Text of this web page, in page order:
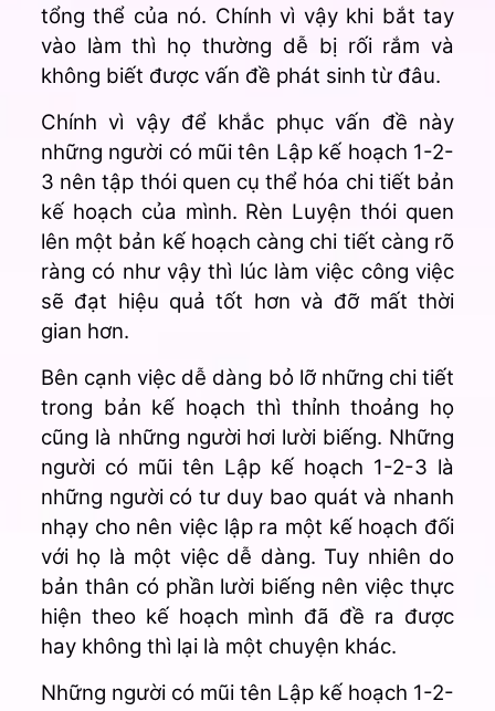
tổng thể của nó. Chính vì vậy khi bắt tay
vào làm thì họ thường dễ bị rối rắm và
không biết được vấn đề phát sinh từ đâu.
Chính vì vậy để khắc phục vấn đề này
những người có mũi tên Lập kế hoạch 1-2-
3 nên tập thói quen cụ thể hóa chi tiết bản
kế hoạch của mình. Rèn Luyện thói quen
lên một bản kế hoạch càng chi tiết càng rõ
ràng có như vậy thì lúc làm việc công việc
sẽ đạt hiệu quả tốt hơn và đỡ mất thời
gian hơn.
Bên cạnh việc dễ dàng bỏ lỡ những chi tiết
trong bản kế hoạch thì thỉnh thoảng họ
cũng là những người hơi lười biếng. Những
người có mũi tên Lập kế hoạch 1-2-3 là
những người có tư duy bao quát và nhanh
nhạy cho nên việc lập ra một kế hoạch đối
với họ là một việc dễ dàng. Tuy nhiên do
bản thân có phần lười biếng nên việc thực
hiện theo kế hoạch mình đã đề ra được
hay không thì lại là một chuyện khác.
Những người có mũi tên Lập kế hoạch 1-2-